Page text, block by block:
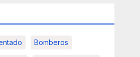
Bomberos